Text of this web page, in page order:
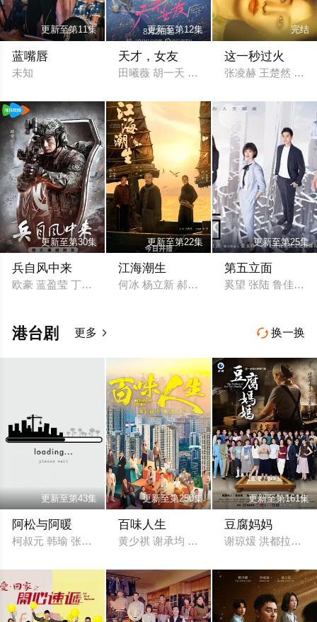
更新至第11集
蓝嘴唇
未知
更新至第12集
天才，女友
田曦薇 胡一天 赖伟明 安沺 夏浩然 厉嘉
完结
这一秒过火
张凌赫 王楚然 付
更新至第30集
兵自风中来
欧豪 蓝盈莹 丁勇岱 史兰芽 刘奕君 阮巨 李幼斌 侯勇 于景骁 王
更新至第22集
江海潮生
何冰 杨立新 郝平 王鸥 海一天 黑子 谭洋
更新至第25集
第五立面
奚望 张陆 鲁佳妮
 换一换
港台剧 更多 
更新至第43集
阿松与阿暖
柯叔元 韩瑜 张睿家 杨子仪
更新至第250集
百味人生
黄少祺 谢承均 王振复 江宏恩 陈珮骐 王
更新至第161集
豆腐妈妈
谢琼煖 洪都拉斯